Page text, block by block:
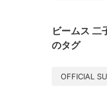
ビームス 二
のタグ
OFFICIAL